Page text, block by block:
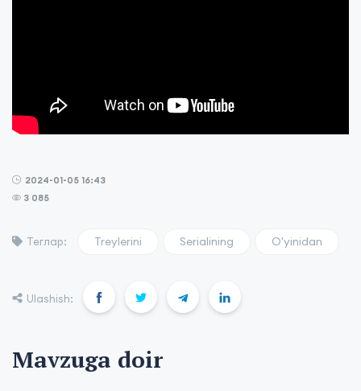
2024-01-05 16:43
3 085
Теглар: Treylerini Serialining O'yinidan
Ulashish:
Mavzuga doir